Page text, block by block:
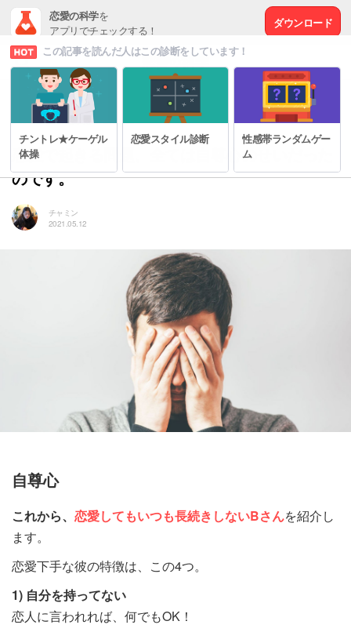
恋愛の科学を
アプリでチェックする！
ダウンロード
# もっと幸せな恋愛をするために
恋愛で起きる問題、全ては自尊心のせいだった
のです。
チャミン
2021.05.12
自尊心
これから、 恋愛してもいつも長続きしないBさんを紹介し
ます。
恋愛下手な彼の特徴は、この4つ。
1) 自分を持ってない
恋人に言われれば、何でもOK！
この記事を読んだ人はこの診断をしています！
チントレ★ケーゲル
体操
恋愛スタイル診断
性感帯ランダムゲー
ム